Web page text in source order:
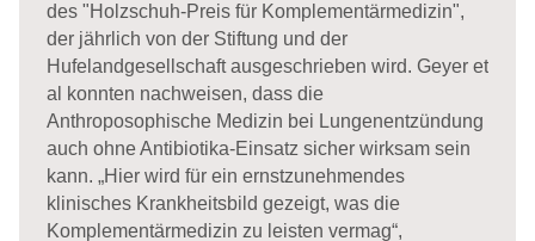
des "Holzschuh-Preis für Komplementärmedizin",
der jährlich von der Stiftung und der
Hufelandgesellschaft ausgeschrieben wird. Geyer et
al konnten nachweisen, dass die
Anthroposophische Medizin bei Lungenentzündung
auch ohne Antibiotika-Einsatz sicher wirksam sein
kann. „Hier wird für ein ernstzunehmendes
klinisches Krankheitsbild gezeigt, was die
Komplementärmedizin zu leisten vermag“,